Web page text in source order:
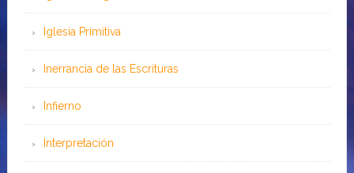
Iglesia Primitiva
Inerrancia de las Escrituras
Infierno
Interpretación